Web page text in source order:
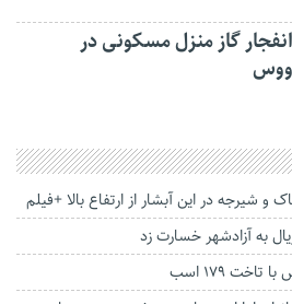
گاز منزل مسکونی در
و شیرجه در این آبشار از ارتفاع بالا +فیلم
۱۷۹ اسب